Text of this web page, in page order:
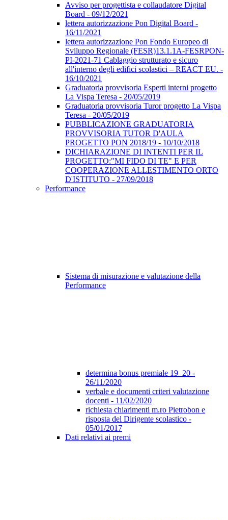
Avviso per progettista e collaudatore Digital
Board - 09/12/2021
lettera autorizzazione Pon Digital Board -
16/11/2021
lettera autorizzazione Pon Fondo Europeo di
Sviluppo Regionale (FESR)13.1.1A-FESRPON-
PI-2021-71 Cablaggio strutturato e sicuro
all'interno degli edifici scolastici – REACT EU. -
16/10/2021
Graduatoria provvisoria Esperti interni progetto
La Vispa Teresa - 20/05/2019
Graduatoria provvisoria Turor progetto La Vispa
Teresa - 20/05/2019
PUBBLICAZIONE GRADUATORIA
PROVVISORIA TUTOR D'AULA
PROGETTO PON 2018/19 - 10/10/2018
DICHIARAZIONE DI INTENTI PER IL
PROGETTO:"MI FIDO DI TE" E PER
COOPERAZIONE ALLESTIMENTO ORTO
D'ISTITUTO - 27/09/2018
Performance
Sistema di misurazione e valutazione della
Performance
determina bonus premiale 19_20 -
26/11/2020
verbale e documenti criteri valutazione
docenti - 11/02/2020
richiesta chiarimenti m.ro Pietrobon e
risposta del Dirigente scolastico -
05/01/2017
Dati relativi ai premi